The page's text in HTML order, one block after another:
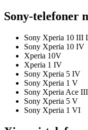
Sony-telefoner
Sony Xperia 10 III
Sony Xperia 10 IV
Xperia 10V
Xperia 1 IV
Sony Xperia 5 IV
Sony Xperia 1 V
Sony Xperia Ace III
Sony Xperia 5 V
Sony Xperia 1 VI